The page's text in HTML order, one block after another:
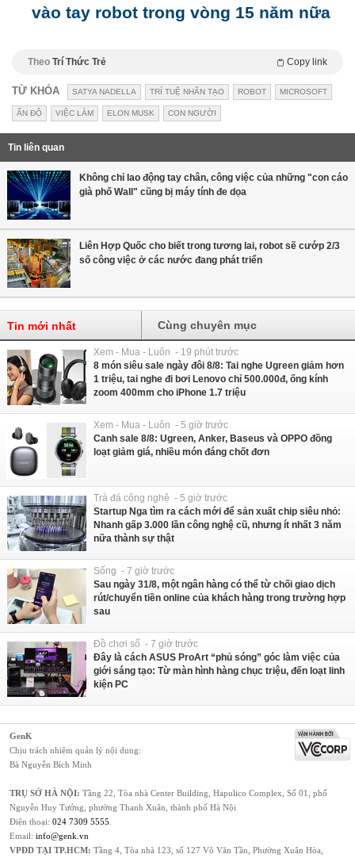
vào tay robot trong vòng 15 năm nữa
Theo Trí Thức Trẻ Copy link
TỪ KHÓA SATYA NADELLA TRÍ TUỆ NHÂN TẠO ROBOT MICROSOFT
ẤN ĐỘ VIỆC LÀM ELON MUSK CON NGƯỜI
Tin liên quan
Không chỉ lao động tay chân, công việc của những "con cáo
già phố Wall" cũng bị máy tính đe dọa
Liên Hợp Quốc cho biết trong tương lai, robot sẽ cướp 2/3
số công việc ở các nước đang phát triển
Tin mới nhất Cùng chuyên mục
Xem - Mua - Luôn - 19 phút trước
8 món siêu sale ngày đôi 8/8: Tai nghe Ugreen giảm hơn
1 triệu, tai nghe đi bơi Lenovo chỉ 500.000đ, ống kính
zoom 400mm cho iPhone 1.7 triệu
Xem - Mua - Luôn - 5 giờ trước
Canh sale 8/8: Ugreen, Anker, Baseus và OPPO đồng
loạt giảm giá, nhiều món đáng chốt đơn
Trà đá công nghệ - 5 giờ trước
Startup Nga tìm ra cách mới để sản xuất chip siêu nhỏ:
Nhanh gấp 3.000 lần công nghệ cũ, nhưng ít nhất 3 năm
nữa thành sự thật
Sống - 7 giờ trước
Sau ngày 31/8, một ngân hàng có thể từ chối giao dịch
rút/chuyển tiền online của khách hàng trong trường hợp
sau
Đồ chơi số - 7 giờ trước
Đây là cách ASUS ProArt “phủ sóng” góc làm việc của
giới sáng tạo: Từ màn hình hàng chục triệu, đến loạt linh
kiện PC
GenK
Chịu trách nhiệm quản lý nội dung:
Bà Nguyễn Bích Minh
TRỤ SỞ HÀ NỘI: Tầng 22, Tòa nhà Center Building, Hapulico Complex, Số 01, phố
Nguyễn Huy Tưởng, phường Thanh Xuân, thành phố Hà Nội
Điện thoại: 024 7309 5555
Email: info@genk.vn
VPĐD TẠI TP.HCM: Tầng 4, Tòa nhà 123, số 127 Võ Văn Tần, Phường Xuân Hòa,